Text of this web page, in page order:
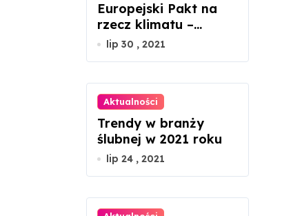
Europejski Pakt na
rzecz klimatu –
ważne jest
lip 30 , 2021
Aktualności
Trendy w branży
ślubnej w 2021 roku
lip 24 , 2021